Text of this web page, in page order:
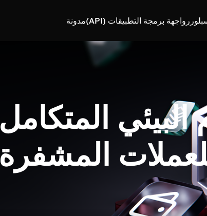
واجهة برمجة التطبيقات (API) مدونة
البيئي المتكامل
المشفرة